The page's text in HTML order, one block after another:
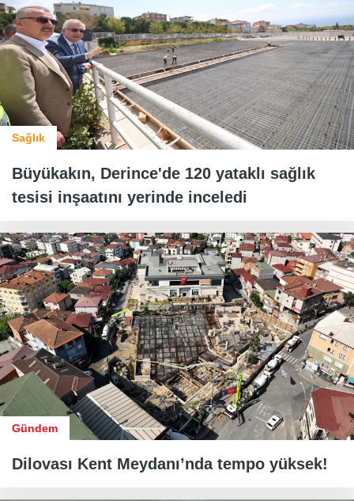
Sağlık
Büyükakın, Derince'de 120 yataklı sağlık
tesisi inşaatını yerinde inceledi
Gündem
Dilovası Kent Meydanı’nda tempo yüksek!